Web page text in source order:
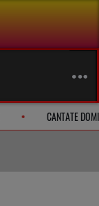
CANTATE